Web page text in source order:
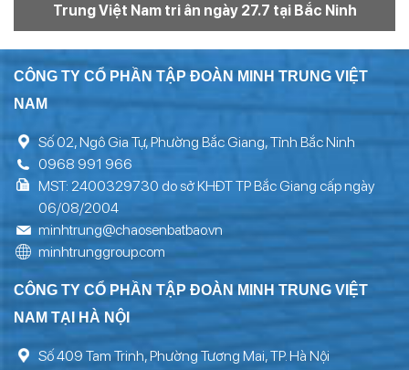
Trung Việt Nam tri ân ngày 27.7 tại Bắc Ninh
CÔNG TY CỔ PHẦN TẬP ĐOÀN MINH TRUNG VIỆT
NAM
Số 02, Ngô Gia Tự, Phường Bắc Giang, Tỉnh Bắc Ninh
0968 991 966
MST: 2400329730 do sở KHĐT TP Bắc Giang cấp ngày
06/08/2004
minhtrung@chaosenbatbao.vn
minhtrunggroup.com
CÔNG TY CỔ PHẦN TẬP ĐOÀN MINH TRUNG VIỆT
NAM TẠI HÀ NỘI
Số 409 Tam Trinh, Phường Tương Mai, TP. Hà Nội